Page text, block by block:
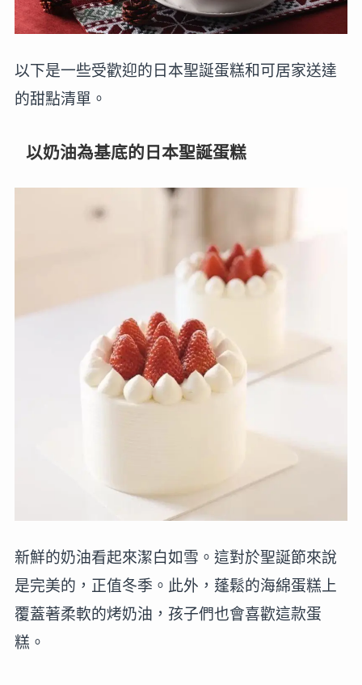
以下是一些受歡迎的日本聖誕蛋糕和可居家送達
的甜點清單。
以奶油為基底的日本聖誕蛋糕
新鮮的奶油看起來潔白如雪。這對於聖誕節來說
是完美的，正值冬季。此外，蓬鬆的海綿蛋糕上
覆蓋著柔軟的烤奶油，孩子們也會喜歡這款蛋
糕。